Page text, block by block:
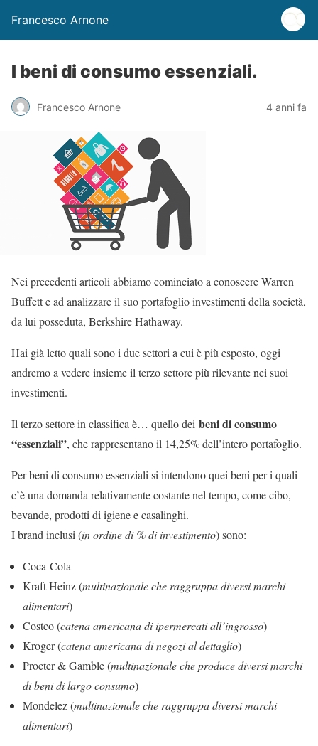
Francesco Arnone
I beni di consumo essenziali.
Francesco Arnone 4 anni fa
Nei precedenti articoli abbiamo cominciato a conoscere Warren
Buffett e ad analizzare il suo portafoglio investimenti della società,
da lui posseduta, Berkshire Hathaway.
Hai già letto quali sono i due settori a cui è più esposto, oggi
andremo a vedere insieme il terzo settore più rilevante nei suoi
investimenti.
Il terzo settore in classifica è… quello dei beni di consumo
“essenziali”, che rappresentano il 14,25% dell’intero portafoglio.
Per beni di consumo essenziali si intendono quei beni per i quali
c’è una domanda relativamente costante nel tempo, come cibo,
bevande, prodotti di igiene e casalinghi.
I brand inclusi (in ordine di % di investimento) sono:
Coca-Cola
Kraft Heinz (multinazionale che raggruppa diversi marchi
alimentari)
Costco (catena americana di ipermercati all’ingrosso)
Kroger (catena americana di negozi al dettaglio)
Procter & Gamble (multinazionale che produce diversi marchi
di beni di largo consumo)
Mondelez (multinazionale che raggruppa diversi marchi
alimentari)